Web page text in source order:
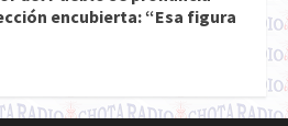
encubierta: “Esa figura